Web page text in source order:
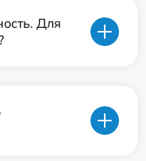
Для